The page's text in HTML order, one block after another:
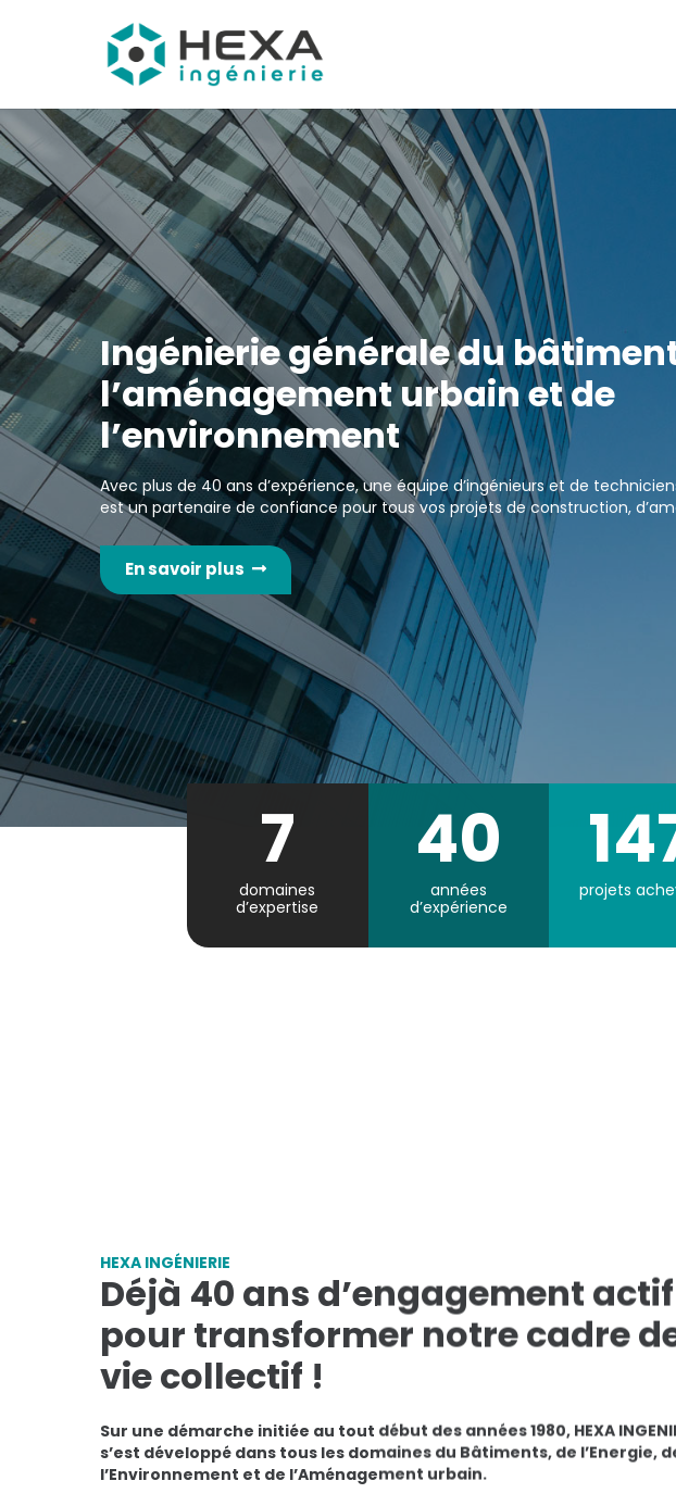
Ingénierie générale du
l’aménagement urbain et de
l’environnement
Avec plus de 40 ans d’expérience, une équipe d’ingénieurs et de
est un partenaire de confiance pour tous vos projets de construction,
En savoir plus
7
domaines
d’expertise
40
années
d’expérience
projets
HEXA INGÉNIERIE
Déjà 40 ans d’engagement actif
pour transformer notre cadre
vie collectif !
Sur une démarche initiée au tout début des années 1980, HEXA
s’est développé dans tous les domaines du Bâtiments, de l’Energie,
l’Environnement et de l’Aménagement urbain.